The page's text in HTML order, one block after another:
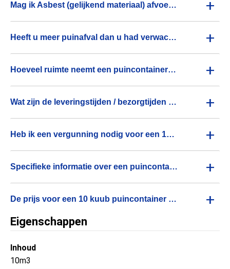
Mag ik Asbest (gelijkend materiaal) afvoeren? +
Heeft u meer puinafval dan u had verwacht? +
Hoeveel ruimte neemt een puincontainer voor 10m3 puinafval in? +
Wat zijn de leveringstijden / bezorgtijden van de container voor puinafval? +
Heb ik een vergunning nodig voor een 10m3 puincontainer? +
Specifieke informatie over een puincontainer voor 10m3 puinafval +
De prijs voor een 10 kuub puincontainer is een all-in prijs +
Eigenschappen
Inhoud
10m3